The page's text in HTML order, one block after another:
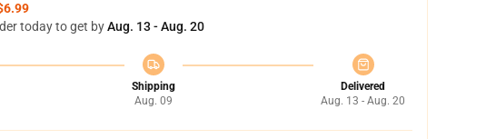
today to get byAug. 13 - Aug. 20
Shipping
Aug. 09
Delivered
Aug. 13 - Aug. 20